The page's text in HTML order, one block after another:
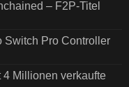
– F2P-Titel
Switch Pro Controller
4 Millionen verkaufte